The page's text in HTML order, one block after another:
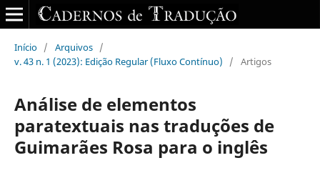
Início / Arquivos /
v. 43 n. 1 (2023): Edição Regular (Fluxo Contínuo)
/ Artigos
Análise de elementos
paratextuais nas traduções de
Guimarães Rosa para o inglês